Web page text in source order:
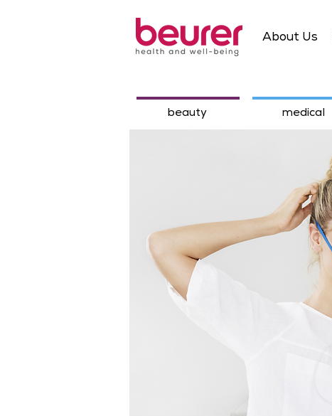
About Us
beauty medical